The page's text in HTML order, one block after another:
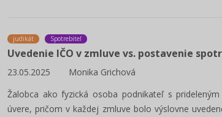
judikát Spotrebiteľ
Uvedenie IČO v zmluve vs. postavenie
23.05.2025
Monika Grichová
Žalobca ako fyzická osoba podnikateľ s
úvere, pričom v každej zmluve bolo výslovne